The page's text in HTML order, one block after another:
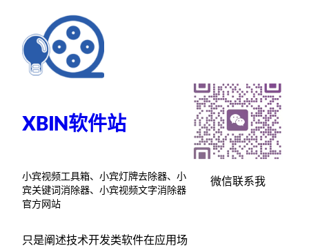
XBIN软件站
小宾视频工具箱、小宾灯牌去除器、小
宾关键词消除器、小宾视频文字消除器
官方网站
只是阐述技术开发类软件在应用场
微信联系我